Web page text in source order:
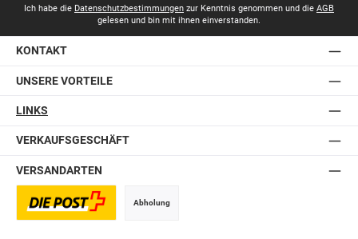
Ich habe die Datenschutzbestimmungen zur Kenntnis genommen und die AGB
gelesen und bin mit ihnen einverstanden.
KONTAKT
UNSERE VORTEILE
LINKS
VERKAUFSGESCHÄFT
VERSANDARTEN
Abholung